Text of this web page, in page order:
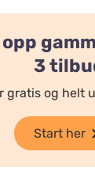
3
gratis og helt
Start her